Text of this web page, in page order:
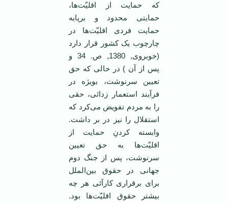
که حمایت از اقلیّت‌ها،
حمایتی محدود و برپایه
حمایت فردی اقلیّت‌ها در
چارچوب یک کشور قرار دارد
(خوبروی, 1380, ص. 34 و
پس از آن ) در حالی که حق
تعیین سرنوشت، بویژه در
فرآیند استعمار زدائی، حقی
را به مردم تفویض می‌کرد که
استقلال را نیز در بر داشت.
وابسته کردنِ حمایت از
اقلیّت‌ها به حق تعیین
سرنوشت، پس از جنگ دوم
جهانی در حقوق بین‌الملل
برای برقراری کارآئی هر چه
بیشتر حقوق اقلیّت‌ها بود.